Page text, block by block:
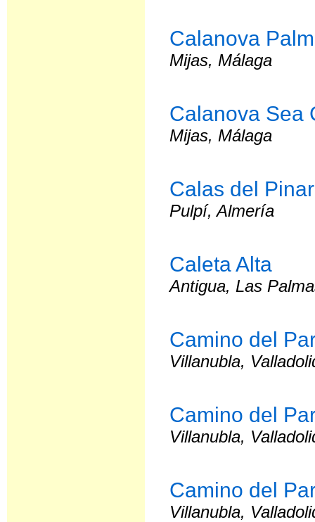
Calanova
Mijas, Málaga
Calanova Sea
Mijas, Málaga
Calas del Pinar
Pulpí, Almería
Caleta Alta
Antigua, Las
Camino del
Villanubla,
Camino del
Villanubla,
Camino del
Villanubla,